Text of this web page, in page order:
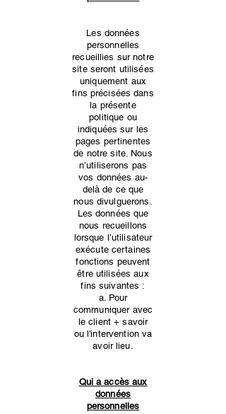
Les données
personnelles
recueillies sur notre
site seront utilisées
uniquement aux
fins précisées dans
la présente
politique ou
indiquées sur les
pages pertinentes
de notre site. Nous
n’utiliserons pas
vos données au-
delà de ce que
nous divulguerons.
Les données que
nous recueillons
lorsque l’utilisateur
exécute certaines
fonctions peuvent
être utilisées aux
fins suivantes :
a. Pour
communiquer avec
le client + savoir
ou l'intervention va
avoir lieu.
Qui a accès aux
données
personnelles